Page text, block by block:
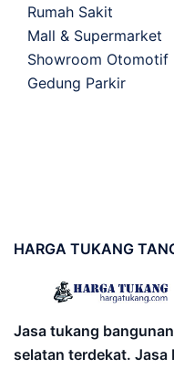
Rumah Sakit
Mall & Supermarket
Showroom Otomotif
Gedung Parkir
HARGA TUKANG
Jasa tukang
selatan terdekat. Jasa